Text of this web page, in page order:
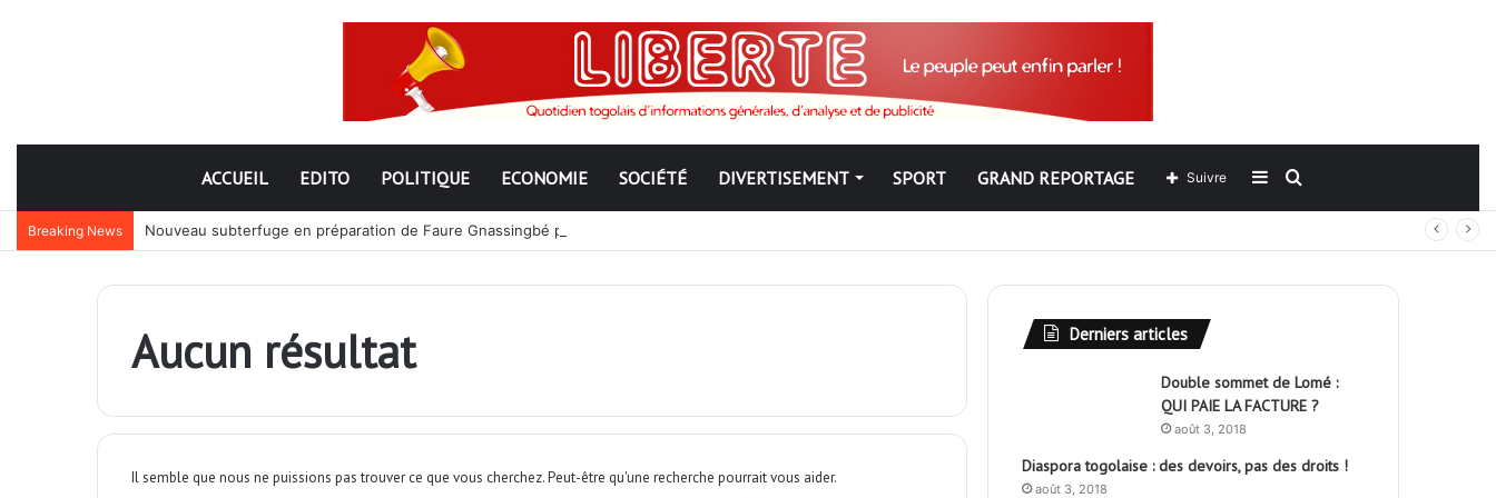
ACCUEIL EDITO POLITIQUE ECONOMIE SOCIÉTÉ DIVERTISEMENT SPORT GRAND REPORTAGE Rechercher
Sidebar
(barre
Suivre
Breaking News Nouveau subterfuge en préparation de Faure Gnassingbé pour ne jamais partir ; les Togolais disent non et sont vent debout
Aucun résultat
Il semble que nous ne puissions pas trouver ce que vous cherchez. Peut-être qu'une recherche pourrait vous aider.
Derniers articles
Double sommet de Lomé :
QUI PAIE LA FACTURE ?
août 3, 2018
Diaspora togolaise : des devoirs, pas des droits !
août 3, 2018